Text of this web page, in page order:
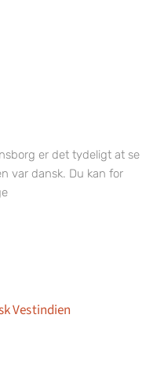
er det tydeligt at se
var dansk. Du kan for